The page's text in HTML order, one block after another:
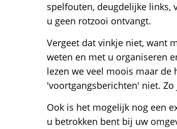
spelfouten, deugdelijke links,
u geen rotzooi ontvangt.
Vergeet dat vinkje niet, want
weten en met u organiseren
lezen we veel moois maar
'voortgangsberichten' niet.
Ook is het mogelijk nog een
u betrokken bent bij uw